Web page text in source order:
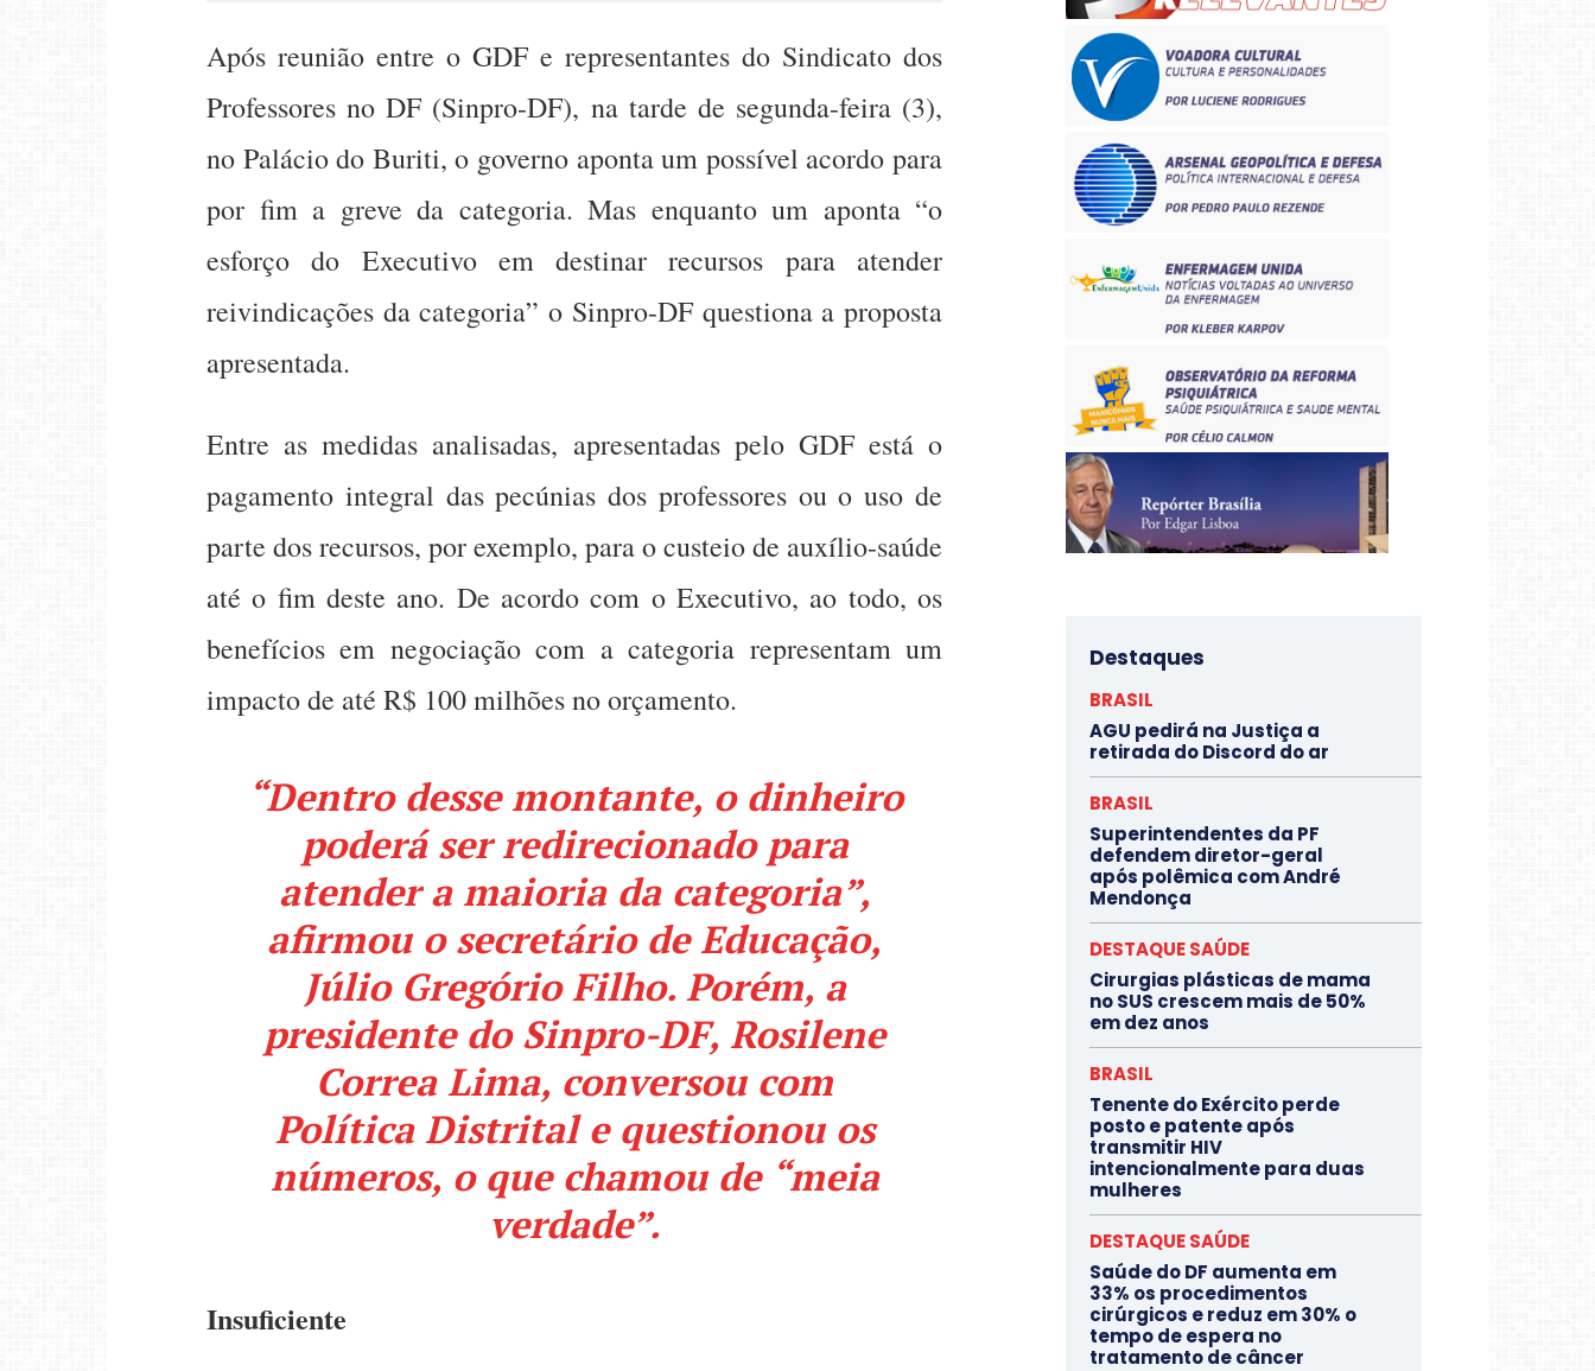
Após reunião entre o GDF e representantes do Sindicato dos
Professores no DF (Sinpro-DF), na tarde de segunda-feira (3),
no Palácio do Buriti, o governo aponta um possível acordo para
por fim a greve da categoria. Mas enquanto um aponta “o
esforço do Executivo em destinar recursos para atender
reivindicações da categoria” o Sinpro-DF questiona a proposta
apresentada.
Entre as medidas analisadas, apresentadas pelo GDF está o
pagamento integral das pecúnias dos professores ou o uso de
parte dos recursos, por exemplo, para o custeio de auxílio-saúde
até o fim deste ano. De acordo com o Executivo, ao todo, os
benefícios em negociação com a categoria representam um
impacto de até R$ 100 milhões no orçamento.
“Dentro desse montante, o dinheiro
poderá ser redirecionado para
atender a maioria da categoria”,
afirmou o secretário de Educação,
Júlio Gregório Filho. Porém, a
presidente do Sinpro-DF, Rosilene
Correa Lima, conversou com
Política Distritale questionou os
números, o que chamou de “meia
verdade”.
Insuficiente
Destaques
BRASIL
AGU pedirá na Justiça a
retirada do Discord do ar
BRASIL
Superintendentes da PF
defendem diretor-geral
após polêmica com André
Mendonça
DESTAQUE SAÚDE
Cirurgias plásticas de mama
no SUS crescem mais de 50%
em dez anos
BRASIL
Tenente do Exército perde
posto e patente após
transmitir HIV
intencionalmente para duas
mulheres
DESTAQUE SAÚDE
Saúde do DF aumenta em
33% os procedimentos
cirúrgicos e reduz em 30% o
tempo de espera no
tratamento de câncer